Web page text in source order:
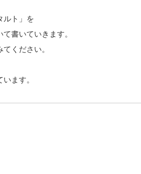
ルト」を
書いていきます。
ください。
ます。